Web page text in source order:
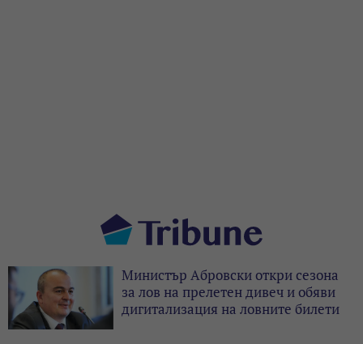
Министър Абровски откри сезона
за лов на прелетен дивеч и обяви
дигитализация на ловните билети